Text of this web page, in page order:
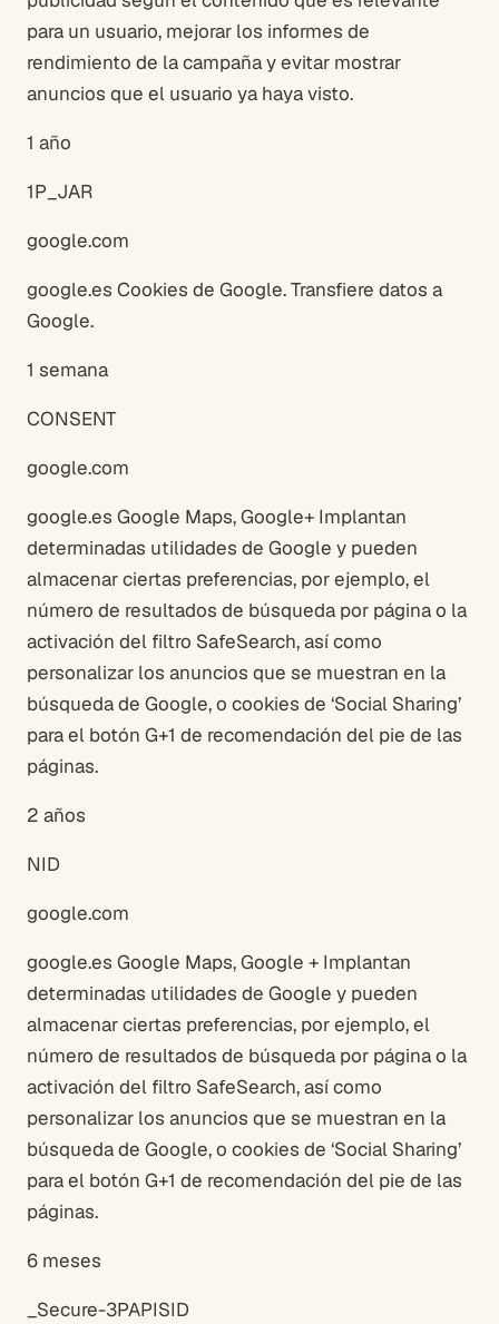
para un usuario, mejorar los informes de
rendimiento de la campaña y evitar mostrar
anuncios que el usuario ya haya visto.
1 año
1P_JAR
google.com
google.es Cookies de Google. Transfiere datos a
Google.
1 semana
CONSENT
google.com
google.es Google Maps, Google+ Implantan
determinadas utilidades de Google y pueden
almacenar ciertas preferencias, por ejemplo, el
número de resultados de búsqueda por página o la
activación del filtro SafeSearch, así como
personalizar los anuncios que se muestran en la
búsqueda de Google, o cookies de ‘Social Sharing’
para el botón G+1 de recomendación del pie de las
páginas.
2 años
NID
google.com
google.es Google Maps, Google + Implantan
determinadas utilidades de Google y pueden
almacenar ciertas preferencias, por ejemplo, el
número de resultados de búsqueda por página o la
activación del filtro SafeSearch, así como
personalizar los anuncios que se muestran en la
búsqueda de Google, o cookies de ‘Social Sharing’
para el botón G+1 de recomendación del pie de las
páginas.
6 meses
_Secure-3PAPISID